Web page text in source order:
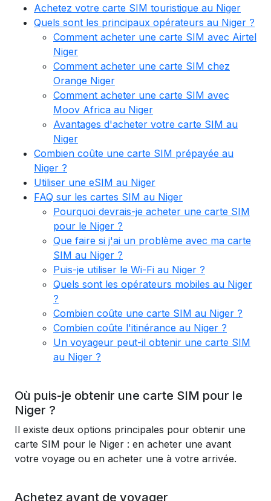
Achetez votre carte SIM touristique au Niger
Quels sont les principaux opérateurs au Niger ?
Comment acheter une carte SIM avec Airtel
Niger
Comment acheter une carte SIM chez
Orange Niger
Comment acheter une carte SIM avec
Moov Africa au Niger
Avantages d'acheter votre carte SIM au
Niger
Combien coûte une carte SIM prépayée au
Niger ?
Utiliser une eSIM au Niger
FAQ sur les cartes SIM au Niger
Pourquoi devrais-je acheter une carte SIM
pour le Niger ?
Que faire si j'ai un problème avec ma carte
SIM au Niger ?
Puis-je utiliser le Wi-Fi au Niger ?
Quels sont les opérateurs mobiles au Niger
?
Combien coûte une carte SIM au Niger ?
Combien coûte l'itinérance au Niger ?
Un voyageur peut-il obtenir une carte SIM
au Niger ?
Où puis-je obtenir une carte SIM pour le
Niger ?
Il existe deux options principales pour obtenir une
carte SIM pour le Niger : en acheter une avant
votre voyage ou en acheter une à votre arrivée.
Achetez avant de voyager